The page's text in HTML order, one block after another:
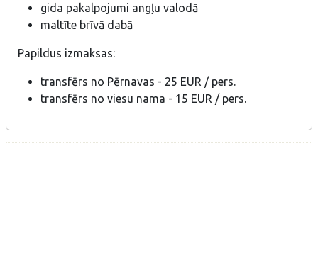
gida pakalpojumi angļu valodā
maltīte brīvā dabā
Papildus izmaksas:
transfērs no Pērnavas - 25 EUR / pers.
transfērs no viesu nama - 15 EUR / pers.